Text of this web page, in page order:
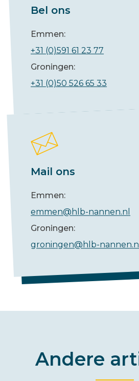
Bel ons
Emmen:
+31 (0)591 61 23 77
Groningen:
+31 (0)50 526 65 33
Mail ons
Emmen:
emmen@hlb-nannen.nl
Groningen:
groningen@hlb-nannen.nl
Andere